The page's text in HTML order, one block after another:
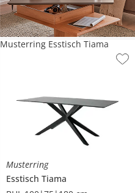
Musterring
Esstisch Tiama
Musterring Esstisch Tiama